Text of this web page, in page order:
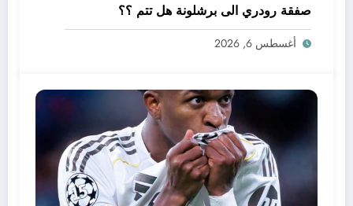
صفقة رودري الى برشلونة هل تتم ؟؟
أغسطس 6, 2026